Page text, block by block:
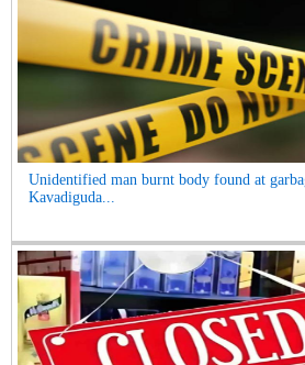
Unidentified man burnt body found at
Kavadiguda...